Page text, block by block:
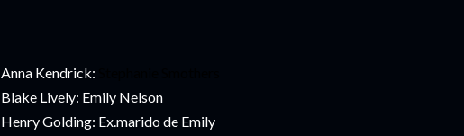
Anna Kendrick:
Blake Lively: Emily Nelson
Henry Golding: Ex.marido de Emily